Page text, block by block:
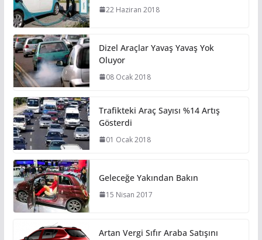
22 Haziran 2018
Dizel Araçlar Yavaş Yavaş Yok
Oluyor
08 Ocak 2018
Trafikteki Araç Sayısı %14 Artış
Gösterdi
01 Ocak 2018
Geleceğe Yakından Bakın
15 Nisan 2017
Artan Vergi Sıfır Araba Satışını